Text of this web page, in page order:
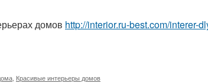
домов http://interior.ru-best.com/interer-
Красивые интерьеры домов